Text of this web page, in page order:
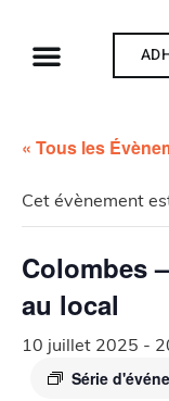
« Tous les
Cet évènement
Colombes
au local
10 juillet 2025 -
Série